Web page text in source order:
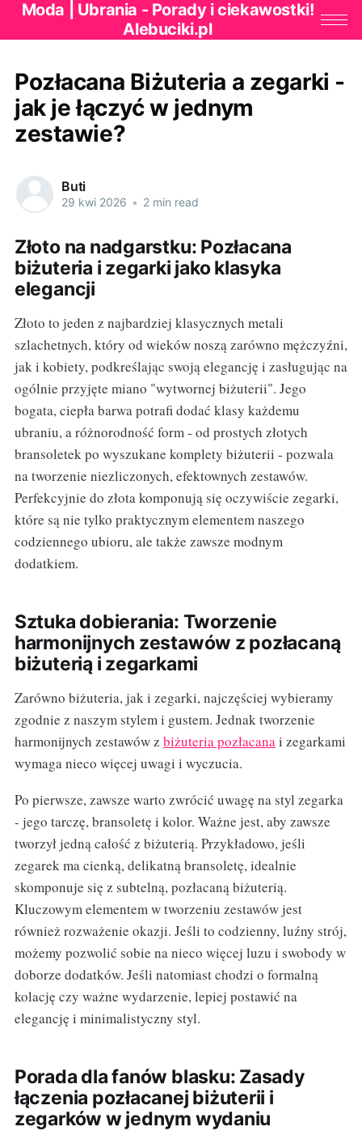
Moda | Ubrania - Porady i ciekawostki!
Alebuciki.pl
Pozłacana Biżuteria a zegarki -
jak je łączyć w jednym
zestawie?
Buti
29 kwi 2026 • 2 min read
Złoto na nadgarstku: Pozłacana
biżuteria i zegarki jako klasyka
elegancji
Złoto to jeden z najbardziej klasycznych metali
szlachetnych, który od wieków noszą zarówno mężczyźni,
jak i kobiety, podkreślając swoją elegancję i zasługując na
ogólnie przyjęte miano "wytwornej biżuterii". Jego
bogata, ciepła barwa potrafi dodać klasy każdemu
ubraniu, a różnorodność form - od prostych złotych
bransoletek po wyszukane komplety biżuterii - pozwala
na tworzenie niezliczonych, efektownych zestawów.
Perfekcyjnie do złota komponują się oczywiście zegarki,
które są nie tylko praktycznym elementem naszego
codziennego ubioru, ale także zawsze modnym
dodatkiem.
Sztuka dobierania: Tworzenie
harmonijnych zestawów z pozłacaną
biżuterią i zegarkami
Zarówno biżuteria, jak i zegarki, najczęściej wybieramy
zgodnie z naszym stylem i gustem. Jednak tworzenie
harmonijnych zestawów z biżuteria pozłacanai zegarkami
wymaga nieco więcej uwagi i wyczucia.
Po pierwsze, zawsze warto zwrócić uwagę na styl zegarka
- jego tarczę, bransoletę i kolor. Ważne jest, aby zawsze
tworzył jedną całość z biżuterią. Przykładowo, jeśli
zegarek ma cienką, delikatną bransoletę, idealnie
skomponuje się z subtelną, pozłacaną biżuterią.
Kluczowym elementem w tworzeniu zestawów jest
również rozważenie okazji. Jeśli to codzienny, luźny strój,
możemy pozwolić sobie na nieco więcej luzu i swobody w
doborze dodatków. Jeśli natomiast chodzi o formalną
kolację czy ważne wydarzenie, lepiej postawić na
elegancję i minimalistyczny styl.
Porada dla fanów blasku: Zasady
łączenia pozłacanej biżuterii i
zegarków w jednym wydaniu